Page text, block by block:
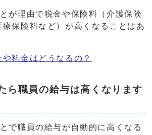
が理由で税金や保険料（介護保険
保険料など）が高くなることはあ
や料金はどうなるの？
ら職員の給与は高くなります
で職員の給与が自動的に高くなる